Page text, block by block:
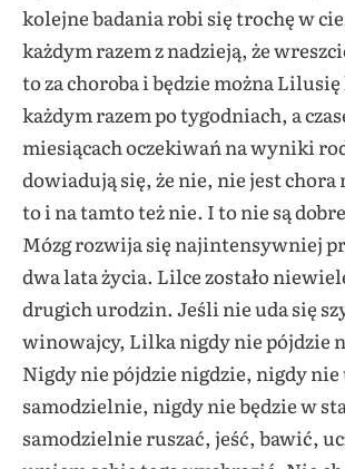
kolejne badania robi się trochę w
każdym razem z nadzieją, że
to za choroba i będzie można Lilusię
każdym razem po tygodniach, a
miesiącach oczekiwań na wyniki
dowiadują się, że nie, nie jest chora
to i na tamto też nie. I to nie są
Mózg rozwija się najintensywniej
dwa lata życia. Lilce zostało
drugich urodzin. Jeśli nie uda się
winowajcy, Lilka nigdy nie pójdzie
Nigdy nie pójdzie nigdzie, nigdy nie
samodzielnie, nigdy nie będzie w
samodzielnie ruszać, jeść, bawić,